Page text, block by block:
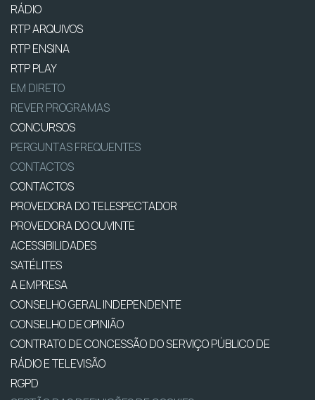
RÁDIO
RTP ARQUIVOS
RTP ENSINA
RTP PLAY
EM DIRETO
REVER PROGRAMAS
CONCURSOS
PERGUNTAS FREQUENTES
CONTACTOS
CONTACTOS
PROVEDORA DO TELESPECTADOR
PROVEDORA DO OUVINTE
ACESSIBILIDADES
SATÉLITES
A EMPRESA
CONSELHO GERAL INDEPENDENTE
CONSELHO DE OPINIÃO
CONTRATO DE CONCESSÃO DO SERVIÇO PÚBLICO DE
RÁDIO E TELEVISÃO
RGPD